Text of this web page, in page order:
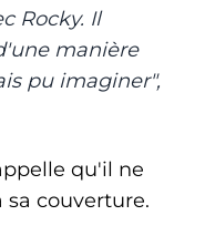
Rocky. Il
manière
pu imaginer",
qu'il ne
couverture.